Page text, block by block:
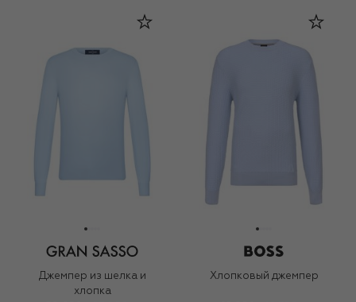
Джемпер из шелка и
хлопка
Хлопковый джемпер